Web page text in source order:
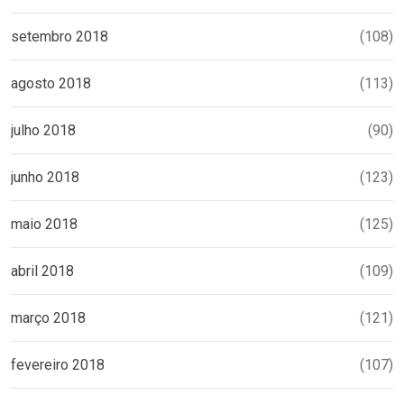
setembro 2018 (108)
agosto 2018 (113)
julho 2018 (90)
junho 2018 (123)
maio 2018 (125)
abril 2018 (109)
março 2018 (121)
fevereiro 2018 (107)